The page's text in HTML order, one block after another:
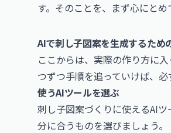
す。そのことを、まず心にとめ
AIで刺し子図案を生成するため
ここからは、実際の作り方に
つずつ手順を追っていけば、必
使うAIツールを選ぶ
刺し子図案づくりに使えるAI
分に合うものを選びましょう。